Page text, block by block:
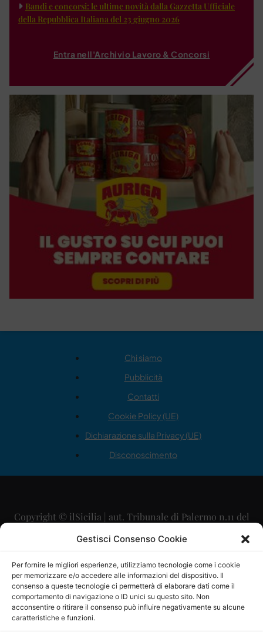
Gestisci Consenso Cookie
Per fornire le migliori esperienze, utilizziamo tecnologie come i cookie
per memorizzare e/o accedere alle informazioni del dispositivo. Il
consenso a queste tecnologie ci permetterà di elaborare dati come il
comportamento di navigazione o ID unici su questo sito. Non
acconsentire o ritirare il consenso può influire negativamente su alcune
caratteristiche e funzioni.
Bandi e concorsi: le ultime novità dalla Gazzetta Ufficiale
della Repubblica Italiana del 23 giugno 2026
Entra nell'Archivio Lavoro & Concorsi
Chi siamo
Pubblicità
Contatti
Cookie Policy (UE)
Dichiarazione sulla Privacy (UE)
Disconoscimento
Copyright © ilSicilia | aut. Tribunale di Palermo n.11 del
29/09/2015
Direttore Editoriale: Maurizio Scaglione
Direttore Responsabile: Maria Calabrese